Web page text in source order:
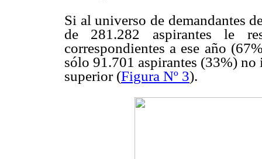
Si al universo de demandantes
de 281.282 aspirantes le
correspondientes a ese año
sólo 91.701 aspirantes (33%) no
superior (Figura Nº 3).